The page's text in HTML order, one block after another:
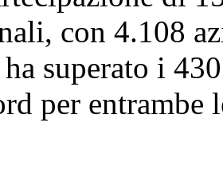
con 4.108
superato i
per entrambe